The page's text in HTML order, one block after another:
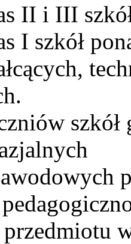
II i III
I szkół